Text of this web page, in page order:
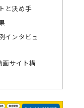
と決め手
インタビュ
サイト構